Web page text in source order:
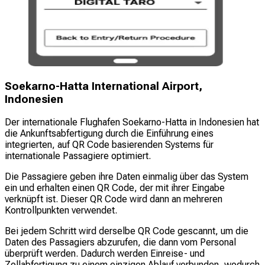
Soekarno-Hatta International Airport,
Indonesien
Der internationale Flughafen Soekarno-Hatta in Indonesien hat
die Ankunftsabfertigung durch die Einführung eines
integrierten, auf QR Code basierenden Systems für
internationale Passagiere optimiert.
Die Passagiere geben ihre Daten einmalig über das System
ein und erhalten einen QR Code, der mit ihrer Eingabe
verknüpft ist. Dieser QR Code wird dann an mehreren
Kontrollpunkten verwendet.
Bei jedem Schritt wird derselbe QR Code gescannt, um die
Daten des Passagiers abzurufen, die dann vom Personal
überprüft werden. Dadurch werden Einreise- und